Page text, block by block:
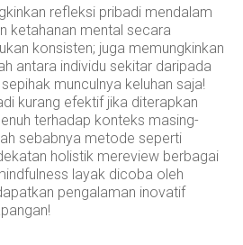
refleksi pribadi mendalam
ketahanan mental secara
konsisten; juga memungkinkan
antara individu sekitar daripada
munculnya keluhan saja!
kurang efektif jika diterapkan
terhadap konteks masing-
sebabnya metode seperti
holistik mereview berbagai
layak dicoba oleh
pengalaman inovatif